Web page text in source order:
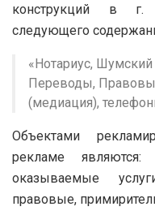
конструкций в
следующего
«Нотариус,
Переводы,
(медиация),
Объектами
рекламе
оказываемые
правовые,